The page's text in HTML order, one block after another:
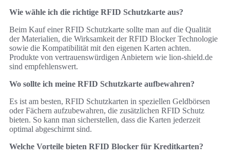
Wie wähle ich die richtige RFID Schutzkarte aus?
Beim Kauf einer RFID Schutzkarte sollte man auf die Qualität
der Materialien, die Wirksamkeit der RFID Blocker Technologie
sowie die Kompatibilität mit den eigenen Karten achten.
Produkte von vertrauenswürdigen Anbietern wie lion-shield.de
sind empfehlenswert.
Wo sollte ich meine RFID Schutzkarte aufbewahren?
Es ist am besten, RFID Schutzkarten in speziellen Geldbörsen
oder Fächern aufzubewahren, die zusätzlichen RFID Schutz
bieten. So kann man sicherstellen, dass die Karten jederzeit
optimal abgeschirmt sind.
Welche Vorteile bieten RFID Blocker für Kreditkarten?